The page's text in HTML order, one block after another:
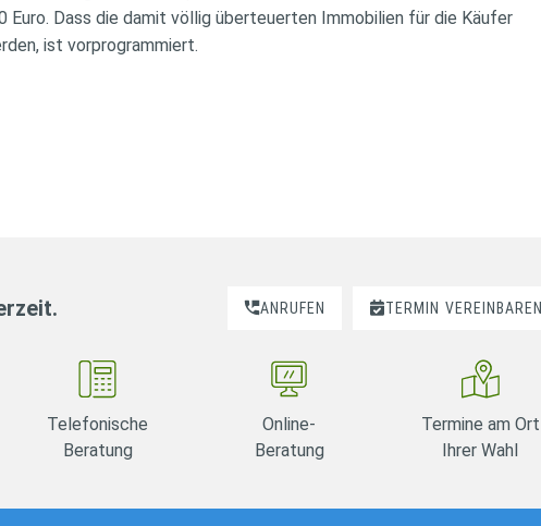
Euro. Dass die damit völlig überteuerten Immobilien für die Käufer
ist vorprogrammiert.
ANRUFEN TERMIN VEREINBAREN
Telefonische
Beratung
Online-
Beratung
Termine am Ort
Ihrer Wahl